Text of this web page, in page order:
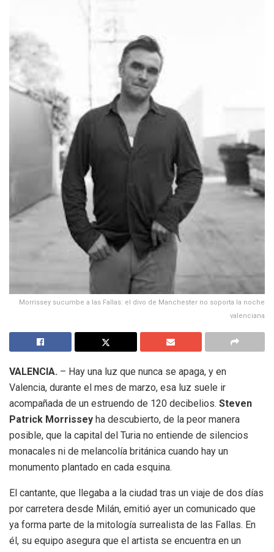
Morrissey sucumbe a las Fallas: el divo de Manchester no soporta la noche
valenciana
VALENCIA. – Hay una luz que nunca se apaga, y en
Valencia, durante el mes de marzo, esa luz suele ir
acompañada de un estruendo de 120 decibelios. Steven
Patrick Morrissey ha descubierto, de la peor manera
posible, que la capital del Turia no entiende de silencios
monacales ni de melancolía británica cuando hay un
monumento plantado en cada esquina.
El cantante, que llegaba a la ciudad tras un viaje de dos días
por carretera desde Milán, emitió ayer un comunicado que
ya forma parte de la mitología surrealista de las Fallas. En
él, su equipo asegura que el artista se encuentra en un